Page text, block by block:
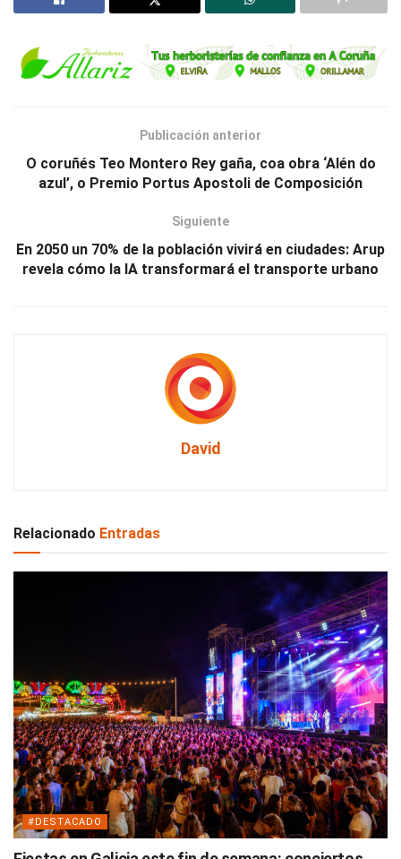
Publicación anterior
O coruñés Teo Montero Rey gaña, coa obra ‘Alén do
azul’, o Premio Portus Apostoli de Composición
Siguiente
En 2050 un 70% de la población vivirá en ciudades: Arup
revela cómo la IA transformará el transporte urbano
David
Relacionado Entradas
#DESTACADO